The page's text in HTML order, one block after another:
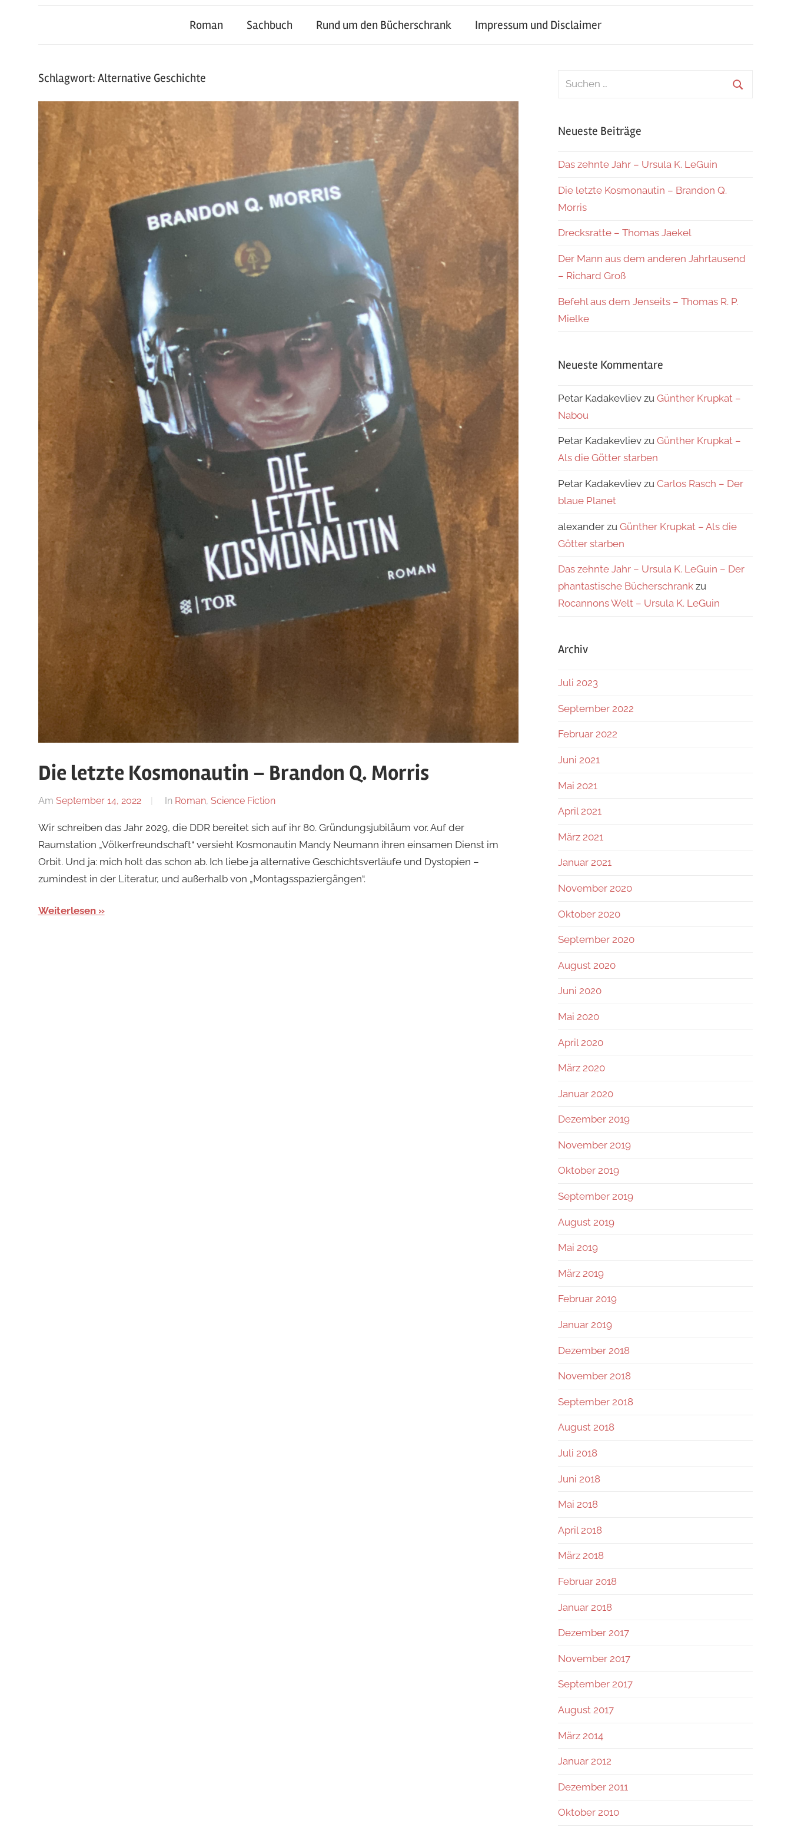
Roman Sachbuch Rund um den Bücherschrank Impressum und Disclaimer
Schlagwort: Alternative Geschichte
Die letzte Kosmonautin – Brandon Q. Morris
Am September 14, 2022
Von
In Roman, Science Fiction
Wir schreiben das Jahr 2029, die DDR bereitet sich auf ihr 80. Gründungsjubiläum vor. Auf der
Raumstation „Völkerfreundschaft“ versieht Kosmonautin Mandy Neumann ihren einsamen Dienst im
Orbit. Und ja: mich holt das schon ab. Ich liebe ja alternative Geschichtsverläufe und Dystopien –
zumindest in der Literatur, und außerhalb von „Montagsspaziergängen“.
Weiterlesen
Suchen
Neueste Beiträge
Das zehnte Jahr – Ursula K. LeGuin
Die letzte Kosmonautin – Brandon Q.
Morris
Drecksratte – Thomas Jaekel
Der Mann aus dem anderen Jahrtausend
– Richard Groß
Befehl aus dem Jenseits – Thomas R. P.
Mielke
Neueste Kommentare
Petar Kadakevliev zu Günther Krupkat –
Nabou
Petar Kadakevliev zu Günther Krupkat –
Als die Götter starben
Petar Kadakevliev zu Carlos Rasch – Der
blaue Planet
alexander zu Günther Krupkat – Als die
Götter starben
Das zehnte Jahr – Ursula K. LeGuin – Der
phantastische Bücherschrank zu
Rocannons Welt – Ursula K. LeGuin
Archiv
Juli 2023
September 2022
Februar 2022
Juni 2021
Mai 2021
April 2021
März 2021
Januar 2021
November 2020
Oktober 2020
September 2020
August 2020
Juni 2020
Mai 2020
April 2020
März 2020
Januar 2020
Dezember 2019
November 2019
Oktober 2019
September 2019
August 2019
Mai 2019
März 2019
Februar 2019
Januar 2019
Dezember 2018
November 2018
September 2018
August 2018
Juli 2018
Juni 2018
Mai 2018
April 2018
März 2018
Februar 2018
Januar 2018
Dezember 2017
November 2017
September 2017
August 2017
März 2014
Januar 2012
Dezember 2011
Oktober 2010